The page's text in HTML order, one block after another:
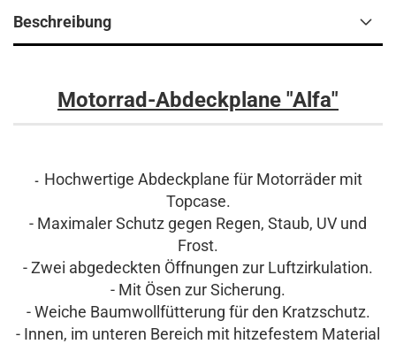
Beschreibung
Motorrad-Abdeckplane "Alfa"
- Hochwertige Abdeckplane für Motorräder mit
Topcase.
- Maximaler Schutz gegen Regen, Staub, UV und
Frost.
- Zwei abgedeckten Öffnungen zur Luftzirkulation.
- Mit Ösen zur Sicherung.
- Weiche Baumwollfütterung für den Kratzschutz.
- Innen, im unteren Bereich mit hitzefestem Material